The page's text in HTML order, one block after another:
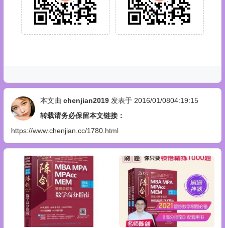
本文由 chenjian2019发表于 2016/01/0804:19:15
转载请务必保留本文链接：
https://www.chenjian.cc/1780.html